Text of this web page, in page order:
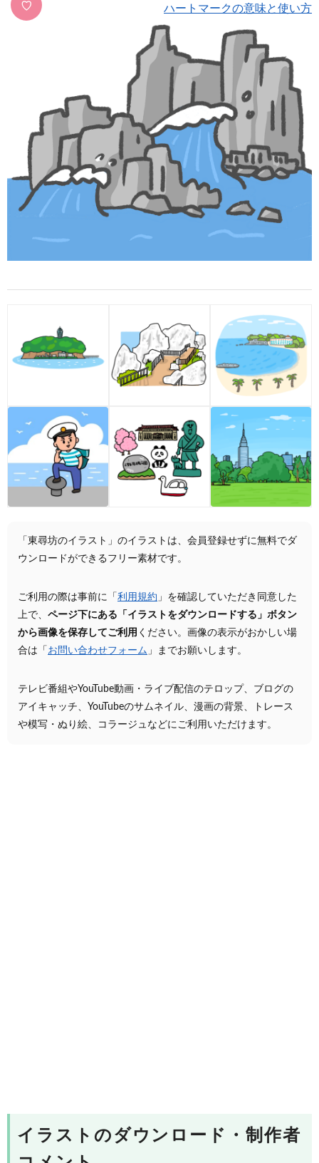
♡ ハートマークの意味と使い方
「東尋坊のイラスト」のイラストは、会員登録せずに無料でダ
ウンロードができるフリー素材です。
ご利用の際は事前に「 利用規約 」を確認していただき同意した
上で、 ページ下にある「イラストをダウンロードする」ボタン
から画像を保存してご利用 ください。画像の表示がおかしい場
合は「 お問い合わせフォーム 」までお願いします。
テレビ番組やYouTube動画・ライブ配信のテロップ、ブログの
アイキャッチ、YouTubeのサムネイル、漫画の背景、トレース
や模写・ぬり絵、コラージュなどにご利用いただけます。
イラストのダウンロード・制作者